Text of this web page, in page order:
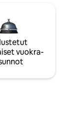
vuokra-